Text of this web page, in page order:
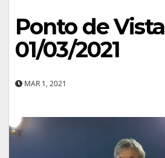
Ponto de Vista
01/03/2021
MAR 1, 2021